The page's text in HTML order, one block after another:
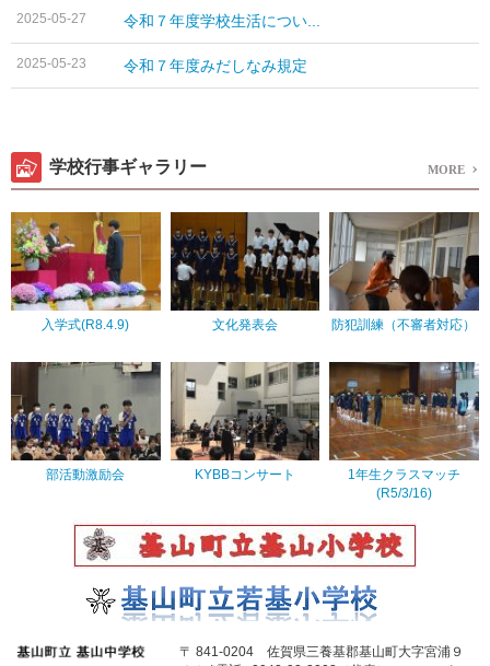
2025-05-27 令和７年度学校生活につい...
2025-05-23 令和７年度みだしなみ規定
学校行事ギャラリー MORE
入学式(R8.4.9) 文化発表会 防犯訓練（不審者対応）
部活動激励会 KYBBコンサート
1年生クラスマッチ
(R5/3/16)
〒 841-0204 佐賀県三養基郡基山町大字宮浦９